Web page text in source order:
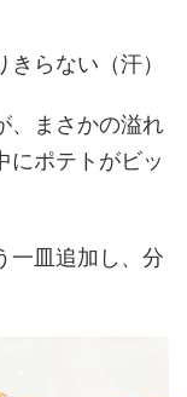
らない（汗）
、まさかの溢れ
にポテトがビッ
一皿追加し、分